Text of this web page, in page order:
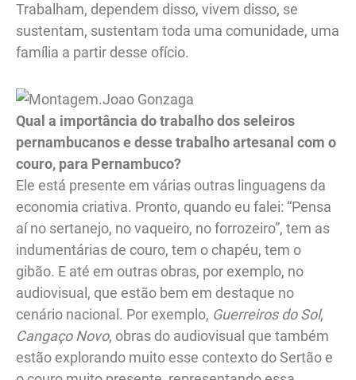
Trabalham, dependem disso, vivem disso, se
sustentam, sustentam toda uma comunidade, uma
família a partir desse ofício.
Qual a importância do trabalho dos seleiros
pernambucanos e desse trabalho artesanal com o
couro, para Pernambuco?
Ele está presente em várias outras linguagens da
economia criativa. Pronto, quando eu falei: “Pensa
aí no sertanejo, no vaqueiro, no forrozeiro”, tem as
indumentárias de couro, tem o chapéu, tem o
gibão. E até em outras obras, por exemplo, no
audiovisual, que estão bem em destaque no
cenário nacional. Por exemplo, Guerreiros do Sol,
Cangaço Novo, obras do audiovisual que também
estão explorando muito esse contexto do Sertão e